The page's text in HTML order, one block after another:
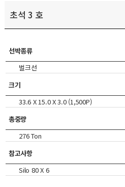
초석 3 호
선박종류
벌크선
크기
33.6 X 15.0 X 3.0 (1,500P)
총중량
276 Ton
참고사항
Silo 80 X 6